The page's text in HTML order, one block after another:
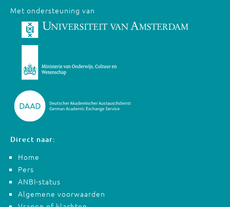
Met ondersteuning van
Direct naar:
Home
Pers
ANBI-status
Algemene voorwaarden